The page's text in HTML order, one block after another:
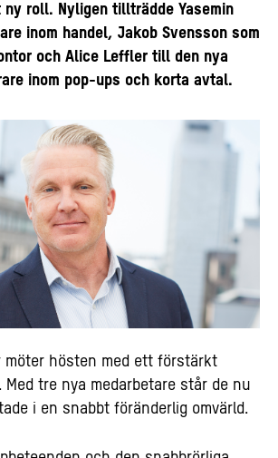
roll. Nyligen tillträdde Yasemin
inom handel, Jakob Svensson som
och Alice Leffler till den nya
inom pop-ups och korta avtal.
möter hösten med ett förstärkt
tre nya medarbetare står de nu
i en snabbt föränderlig omvärld.